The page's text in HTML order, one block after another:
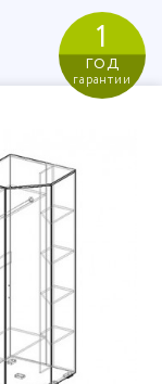
1
год
гарантии